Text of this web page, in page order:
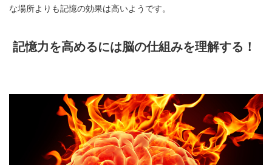
な場所よりも記憶の効果は高いようです。
記憶力を高めるには脳の仕組みを理解する！